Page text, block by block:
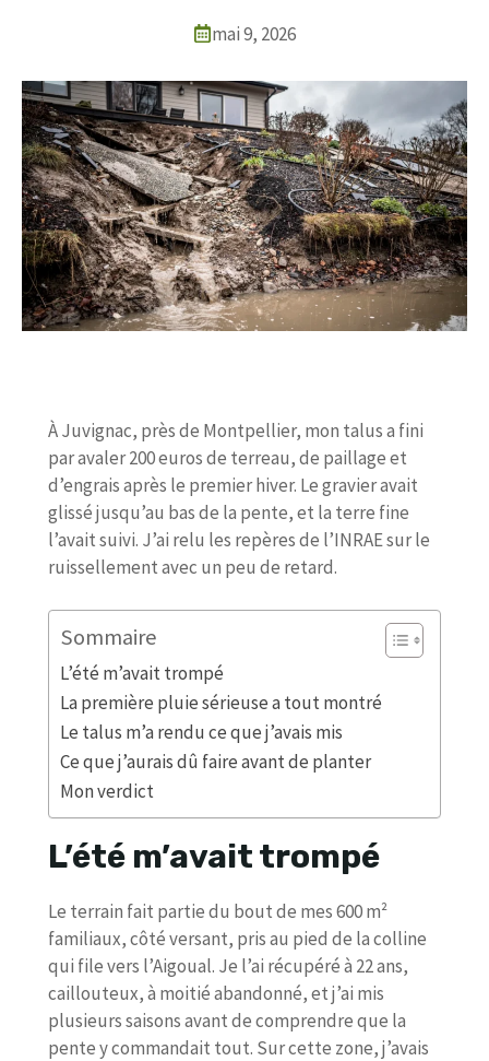
mai 9, 2026
À Juvignac, près de Montpellier, mon talus a fini
par avaler 200 euros de terreau, de paillage et
d’engrais après le premier hiver. Le gravier avait
glissé jusqu’au bas de la pente, et la terre fine
l’avait suivi. J’ai relu les repères de l’INRAE sur le
ruissellement avec un peu de retard.
Sommaire
L’été m’avait trompé
La première pluie sérieuse a tout montré
Le talus m’a rendu ce que j’avais mis
Ce que j’aurais dû faire avant de planter
Mon verdict
L’été m’avait trompé
Le terrain fait partie du bout de mes 600 m²
familiaux, côté versant, pris au pied de la colline
qui file vers l’Aigoual. Je l’ai récupéré à 22 ans,
caillouteux, à moitié abandonné, et j’ai mis
plusieurs saisons avant de comprendre que la
pente y commandait tout. Sur cette zone, j’avais